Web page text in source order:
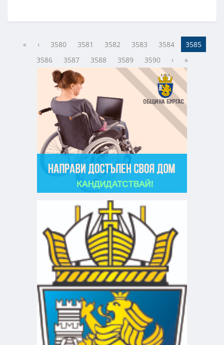
« ‹ 3580 3581 3582 3583 3584
3585
3586
3587 3588 3589 3590 › »